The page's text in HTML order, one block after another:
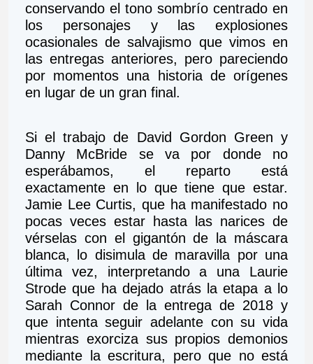
conservando el tono sombrío centrado en
los personajes y las explosiones
ocasionales de salvajismo que vimos en
las entregas anteriores, pero pareciendo
por momentos una historia de orígenes
en lugar de un gran final.
Si el trabajo de David Gordon Green y
Danny McBride se va por donde no
esperábamos, el reparto está
exactamente en lo que tiene que estar.
Jamie Lee Curtis, que ha manifestado no
pocas veces estar hasta las narices de
vérselas con el gigantón de la máscara
blanca, lo disimula de maravilla por una
última vez, interpretando a una Laurie
Strode que ha dejado atrás la etapa a lo
Sarah Connor de la entrega de 2018 y
que intenta seguir adelante con su vida
mientras exorciza sus propios demonios
mediante la escritura, pero que no está